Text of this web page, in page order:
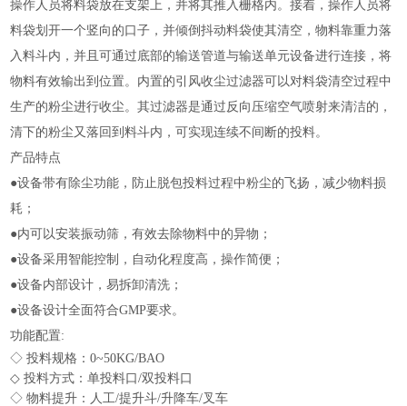
操作人员将料袋放在支架上，并将其推入栅格内。接着，操作人员将
料袋划开一个竖向的口子，并倾倒抖动料袋使其清空，物料靠重力落
入料斗内，并且可通过底部的输送管道与输送单元设备进行连接，将
物料有效输出到位置。内置的引风收尘过滤器可以对料袋清空过程中
生产的粉尘进行收尘。其过滤器是通过反向压缩空气喷射来清洁的，
清下的粉尘又落回到料斗内，可实现连续不间断的投料。
产品特点
●设备带有除尘功能，防止脱包投料过程中粉尘的飞扬，减少物料损
耗；
●内可以安装振动筛，有效去除物料中的异物；
●设备采用智能控制，自动化程度高，操作简便；
●设备内部设计，易拆卸清洗；
●设备设计全面符合GMP要求。
功能配置:
◇ 投料规格：0~50KG/BAO
◇ 投料方式：单投料口/双投料口
◇ 物料提升：人工/提升斗/升降车/叉车